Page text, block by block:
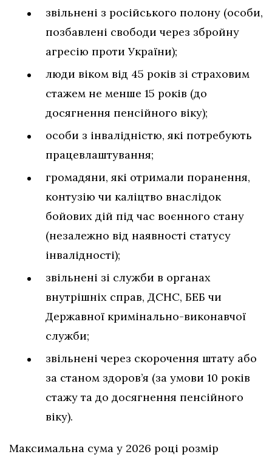
звільнені з російського полону (особи,
позбавлені свободи через збройну
агресію проти України);
люди віком від 45 років зі страховим
стажем не менше 15 років (до
досягнення пенсійного віку);
особи з інвалідністю, які потребують
працевлаштування;
громадяни, які отримали поранення,
контузію чи каліцтво внаслідок
бойових дій під час воєнного стану
(незалежно від наявності статусу
інвалідності);
звільнені зі служби в органах
внутрішніх справ, ДСНС, БЕБ чи
Державної кримінально-виконавчої
служби;
звільнені через скорочення штату або
за станом здоров’я (за умови 10 років
стажу та до досягнення пенсійного
віку).
Максимальна сума у 2026 році розмір